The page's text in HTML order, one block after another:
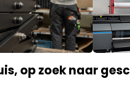
op zoek naar